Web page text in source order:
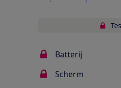
Batterij
Scherm